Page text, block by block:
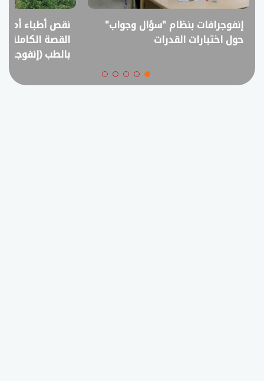
إنفوجرافات بنظام "سؤال وجواب"
حول اختبارات القدرات
نقص أطباء أم
القصة الكاملة
بالطب